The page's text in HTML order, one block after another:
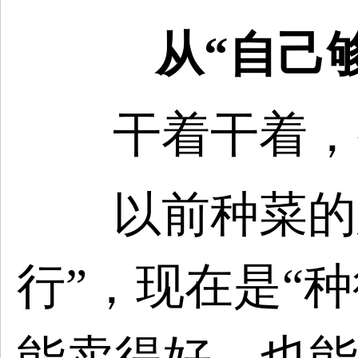
从“自己
干着干着
以前种菜
行”，现在是“